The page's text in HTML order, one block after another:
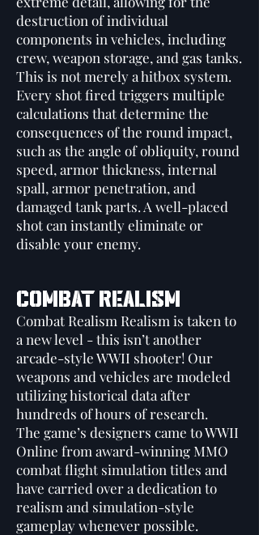
destruction of individual
components in vehicles, including
crew, weapon storage, and gas tanks.
This is not merely a hitbox system.
Every shot fired triggers multiple
calculations that determine the
consequences of the round impact,
such as the angle of obliquity, round
speed, armor thickness, internal
spall, armor penetration, and
damaged tank parts. A well-placed
shot can instantly eliminate or
disable your enemy.
Combat Realism
Combat Realism Realism is taken to
a new level - this isn’t another
arcade-style WWII shooter! Our
weapons and vehicles are modeled
utilizing historical data after
hundreds of hours of research.
The game’s designers came to WWII
Online from award-winning MMO
combat flight simulation titles and
have carried over a dedication to
realism and simulation-style
gameplay whenever possible.